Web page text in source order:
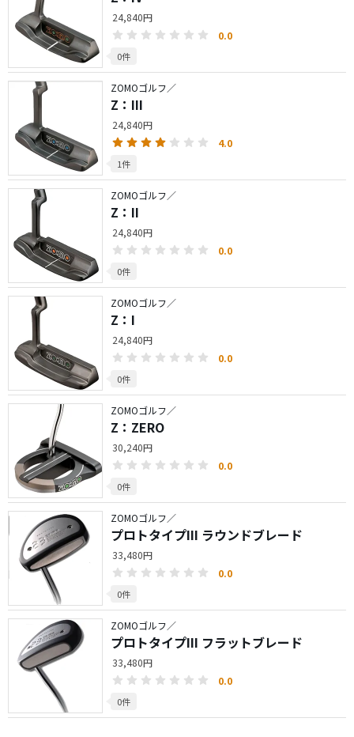
24,840円
0.0
0件
ZOMOゴルフ／
Z：III
24,840円
4.0
1件
ZOMOゴルフ／
Z：II
24,840円
0.0
0件
ZOMOゴルフ／
Z：I
24,840円
0.0
0件
ZOMOゴルフ／
Z：ZERO
30,240円
0.0
0件
ZOMOゴルフ／
プロトタイプIII ラウンドブレード
33,480円
0.0
0件
ZOMOゴルフ／
プロトタイプIII フラットブレード
33,480円
0.0
0件